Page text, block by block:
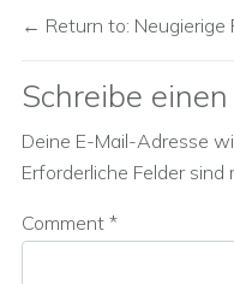
Return to: Neugierige
Schreibe
Deine E-Mail-Adresse
Erforderliche Felder sind
Comment *